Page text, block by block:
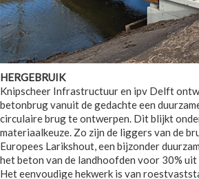
HERGEBRUIK
Knipscheer Infrastructuur en ipv Delft
betonbrug vanuit de gedachte een
circulaire brug te ontwerpen. Dit blijkt
materiaalkeuze. Zo zijn de liggers van de
Europees Larikshout, een bijzonder
het beton van de landhoofden voor 30%
Het eenvoudige hekwerk is van